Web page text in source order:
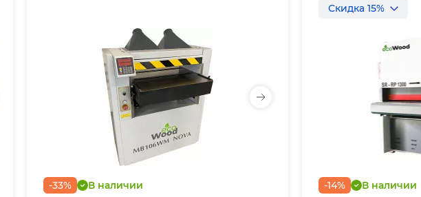
-33% В наличии
Скидка 15%
-14% В наличии